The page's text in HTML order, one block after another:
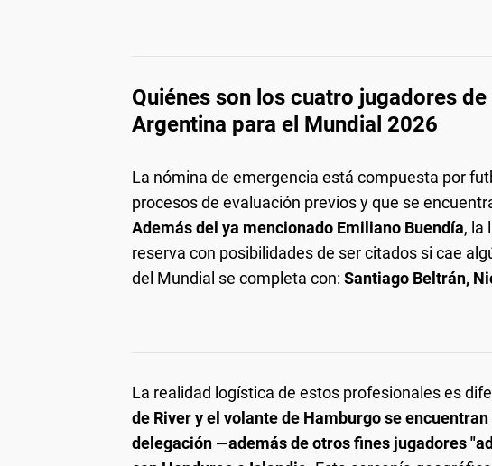
Quiénes son los cuatro jugadores
Argentina para el Mundial 2026
La nómina de emergencia está compuesta por
procesos de evaluación previos y que se
Además del ya mencionado Emiliano Buendía, la
reserva con posibilidades de ser citados si cae
del Mundial se completa con: Santiago Beltrán,
La realidad logística de estos profesionales es
de River y el volante de Hamburgo se
delegación —además de otros fines jugadores